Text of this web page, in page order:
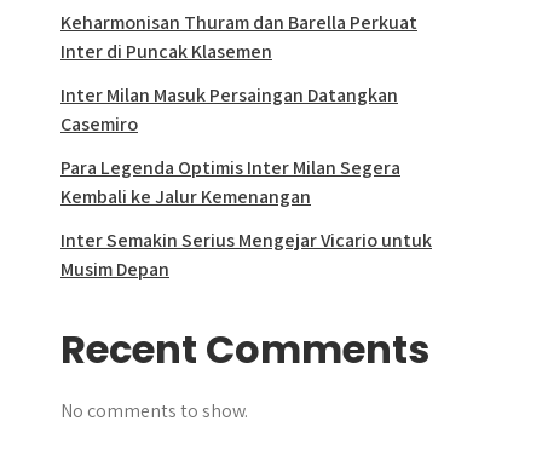
Keharmonisan Thuram dan Barella Perkuat
Inter di Puncak Klasemen
Inter Milan Masuk Persaingan Datangkan
Casemiro
Para Legenda Optimis Inter Milan Segera
Kembali ke Jalur Kemenangan
Inter Semakin Serius Mengejar Vicario untuk
Musim Depan
Recent Comments
No comments to show.